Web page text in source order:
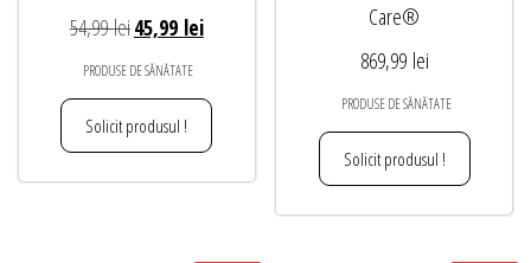
54,99leiPrețul
inițial
a
fost:
54,99 lei.
45,99 leiPrețul
este:
PRODUSE DE SĂNĂTATE
Solicit produsul !
Care®
869,99 lei
PRODUSE DE SĂNĂTATE
Solicit produsul !